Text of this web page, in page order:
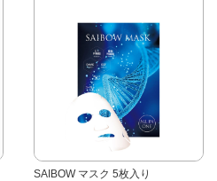
SAIBOW マスク 5枚入り